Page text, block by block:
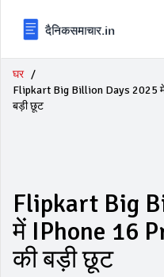
घर
Flipkart Big Billion Days 2025
बड़ी छूट
Flipkart Big
में IPhone 16
की बड़ी छूट